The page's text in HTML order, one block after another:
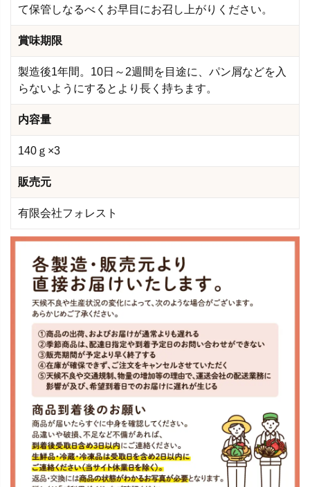
て保管しなるべくお早目にお召し上がりください。
賞味期限
製造後1年間。10日～2週間を目途に、パン屑などを入
らないようにするとより長く持ちます。
内容量
140ｇ×3
販売元
有限会社フォレスト